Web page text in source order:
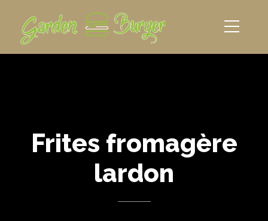
Frites fromagère
lardon